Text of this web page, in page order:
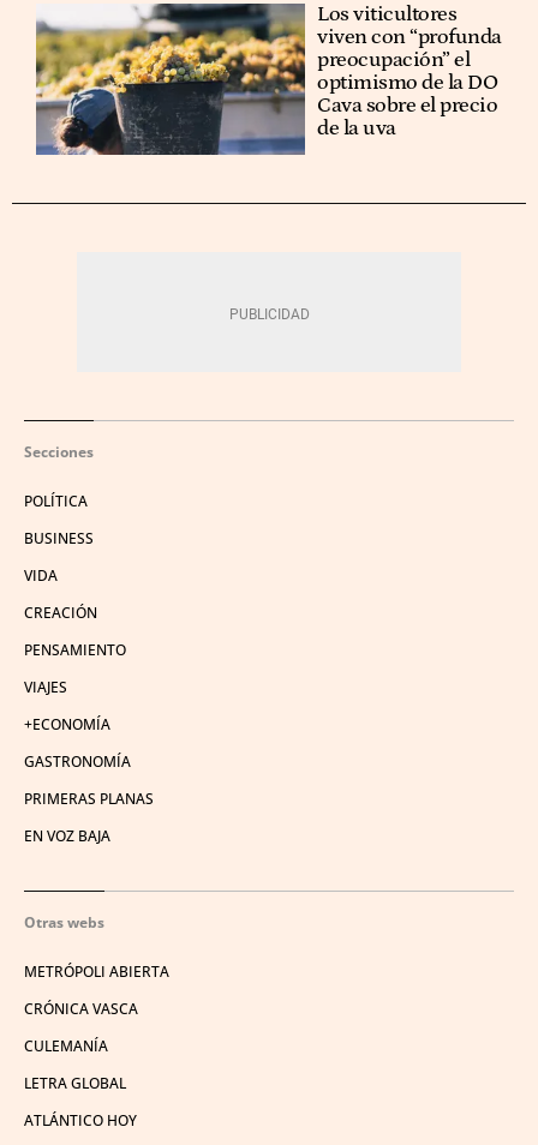
Los viticultores
viven con “profunda
preocupación” el
optimismo de la DO
Cava sobre el precio
de la uva
Secciones
POLÍTICA
BUSINESS
VIDA
CREACIÓN
PENSAMIENTO
VIAJES
+ECONOMÍA
GASTRONOMÍA
PRIMERAS PLANAS
EN VOZ BAJA
Otras webs
METRÓPOLI ABIERTA
CRÓNICA VASCA
CULEMANÍA
LETRA GLOBAL
ATLÁNTICO HOY